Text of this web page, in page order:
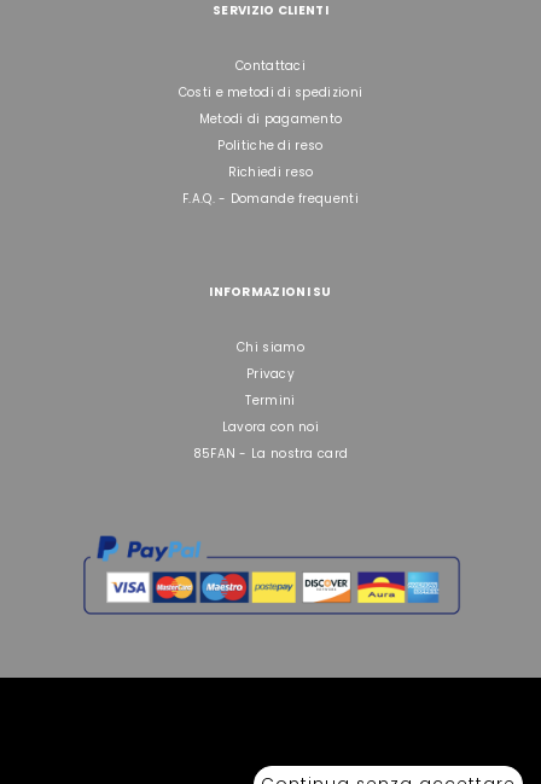
SERVIZIO CLIENTI
Contattaci
Costi e metodi di spedizioni
Metodi di pagamento
Politiche di reso
Richiedi reso
F.A.Q. - Domande frequenti
INFORMAZIONI SU
Chi siamo
Privacy
Termini
Lavora con noi
85FAN - La nostra card
anche parziale.